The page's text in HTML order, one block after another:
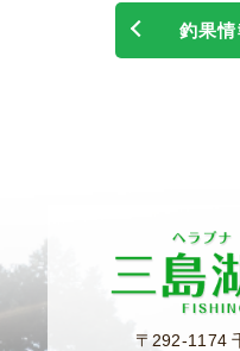
釣果
〒292-1174